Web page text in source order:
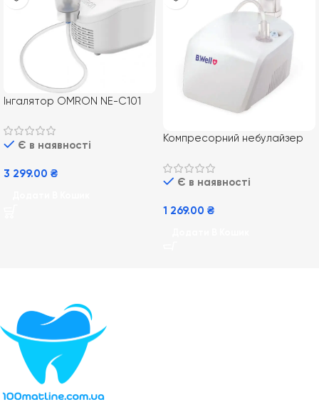
Інгалятор OMRON NE-C101
Є в наявності
3 299.00 ₴
Компресорний небулайзер
Є в наявності
1 269.00 ₴